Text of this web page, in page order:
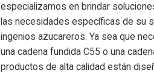
especializamos en brindar
las necesidades específicas de su
ingenios azucareros. Ya sea que
una cadena fundida C55 o una
productos de alta calidad están